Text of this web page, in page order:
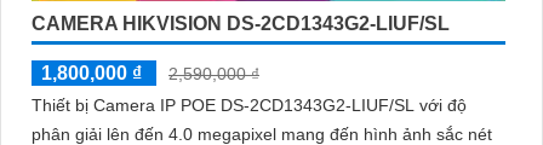
CAMERA HIKVISION DS-2CD1343G2-LIUF/SL
1,800,000 ₫
2,590,000 ₫
Thiết bị Camera IP POE DS-2CD1343G2-LIUF/SL với độ
phân giải lên đến 4.0 megapixel mang đến hình ảnh sắc nét